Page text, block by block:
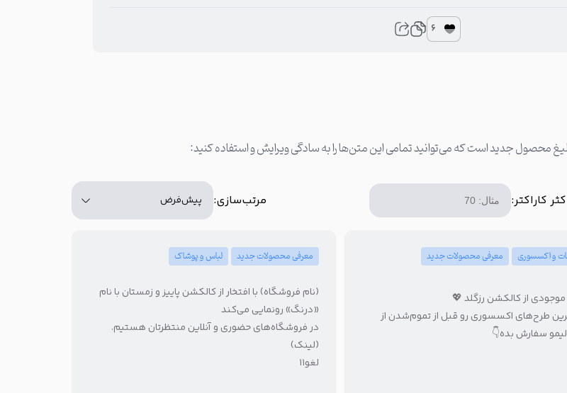
6
کاراکتر: مرتب‌سازی:
و اکسسوری معرفی محصولات جدید
از کالکشن رزگلد 💖
طرح‌های اکسسوری رو قبل از تموم‌شدن از
سفارش بده👇
معرفی محصولات جدید لباس و پوشاک
(نام فروشگاه) با افتخار از کالکشن پاییز و زمستان با نام
«درنگ» رونمایی می‌کند
در فروشگاه‌های حضوری و آنلاین منتظرتان هستیم.
(لینک)
لغو۱۱